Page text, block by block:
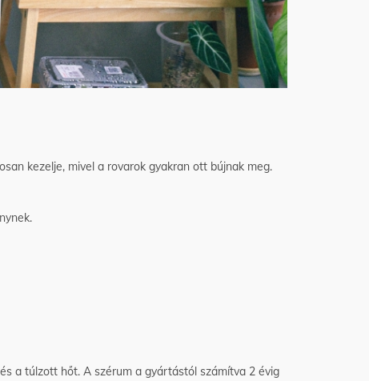
kezelje, mivel a rovarok gyakran ott bújnak meg.
a túlzott hőt. A szérum a gyártástól számítva 2 évig